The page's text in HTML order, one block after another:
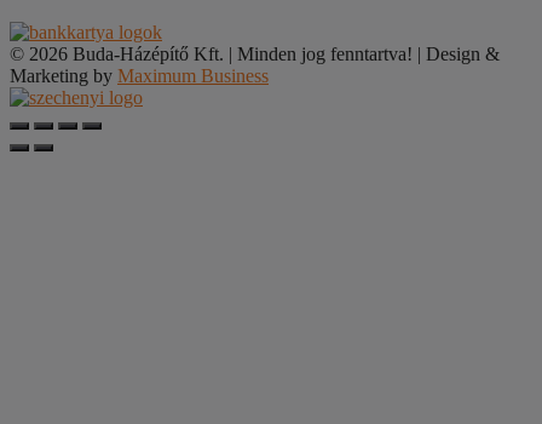
© 2026 Buda-Házépítő Kft. | Minden jog fenntartva! | Design &
Marketing by Maximum Business